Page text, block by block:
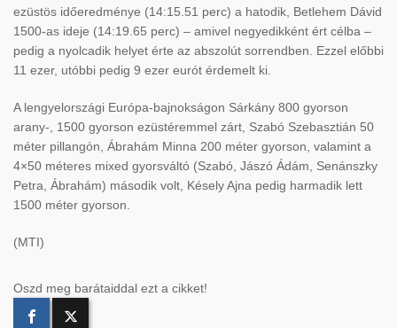
ezüstös időeredménye (14:15.51 perc) a hatodik, Betlehem Dávid
1500-as ideje (14:19.65 perc) – amivel negyedikként ért célba –
pedig a nyolcadik helyet érte az abszolút sorrendben. Ezzel előbbi
11 ezer, utóbbi pedig 9 ezer eurót érdemelt ki.
A lengyelországi Európa-bajnokságon Sárkány 800 gyorson
arany-, 1500 gyorson ezüstéremmel zárt, Szabó Szebasztián 50
méter pillangón, Ábrahám Minna 200 méter gyorson, valamint a
4×50 méteres mixed gyorsváltó (Szabó, Jászó Ádám, Senánszky
Petra, Ábrahám) második volt, Késely Ajna pedig harmadik lett
1500 méter gyorson.
(MTI)
Oszd meg barátaiddal ezt a cikket!